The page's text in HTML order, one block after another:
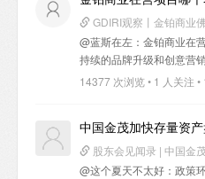
GDIRI观察丨金铂商业
@蓝斯在左 ：金铂商业在
持续的品牌升级和创意营
14377 次浏览 • 1 人关注 •
中国金茂加快存量资
股东会见闻录 | 中国金
@这个夏天不太好 ：政策